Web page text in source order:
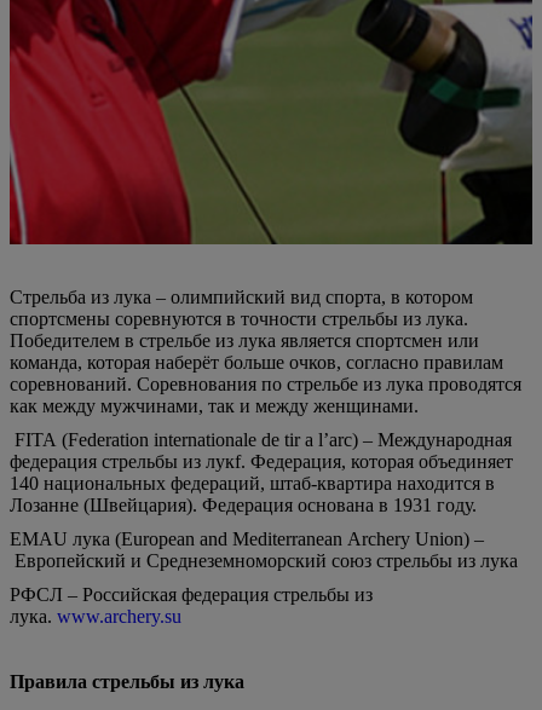
Стрельба из лука – олимпийский вид спорта, в котором
спортсмены соревнуются в точности стрельбы из лука.
Победителем в стрельбе из лука является спортсмен или
команда, которая наберёт больше очков, согласно правилам
соревнований. Соревнования по стрельбе из лука проводятся
как между мужчинами, так и между женщинами.
FITA (Federation internationale de tir a l’arc) – Международная
федерация стрельбы из лукf. Федерация, которая объединяет
140 национальных федераций, штаб-квартира находится в
Лозанне (Швейцария). Федерация основана в 1931 году.
EMAU лука (European and Mediterranean Archery Union) –
Европейский и Среднеземноморский союз стрельбы из лука
РФСЛ – Российская федерация стрельбы из
лука. www.archery.su
Правила стрельбы из лука